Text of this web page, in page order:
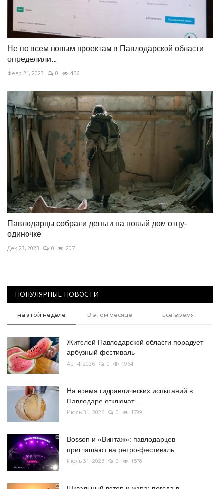
Не по всем новым проектам в Павлодарской области
определили...
Февр 21, 2023 0 456
Павлодарцы собрали деньги на новый дом отцу-
одиночке
Дек 23, 2023 0 207
ПОПУЛЯРНЫЕ НОВОСТИ
на этой неделе В этом месяце Все время
Жителей Павлодарской области порадует
арбузный фестиваль
Авг 4, 2026 0 1964
На время гидравлических испытаний в
Павлодаре отключат...
Июль 31, 2026 0 1799
Bosson и «Винтаж»: павлодарцев
приглашают на ретро-фестиваль
Июль 31, 2026 0 1578